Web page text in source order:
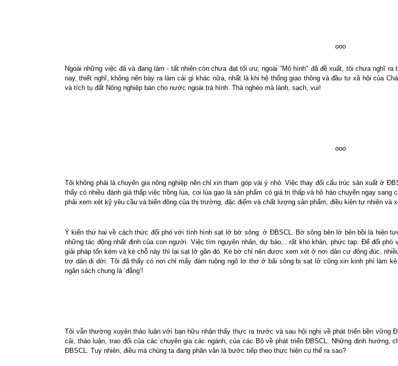
ooo
Ngoài những việc đã và đang làm - tất nhiên còn chưa đạt tối ưu; ngoài "Mô hình" đã đề xuất, tôi chưa nghĩ
nay, thiết nghĩ, không nên bày ra làm cái gì khác nữa, nhất là khi hệ thống giao thông và đầu tư xã hội của
và tích tụ đất Nông nghiệp bán cho nước ngoài trá hình. Thà nghèo mà lành, sạch, vui!
ooo
Tôi không phải là chuyên gia nông nghiệp nên chỉ xin tham góp vài ý nhỏ. Việc thay đổi cấu trúc sản xuất ở
thấy có nhiều đánh giá thấp việc trồng lúa, coi lúa gạo là sản phẩm có giá trị thấp và hô hào chuyển ngay
phải xem xét kỹ yêu cầu và biến động của thị trường, đặc điểm và chất lượng sản phẩm, điều kiện tự nhiên và
Ý kiến thứ hai về cách thức đối phó với tình hình sạt lở bờ sông ở ĐBSCL. Bờ sông bên lở bên bồi là hiện
những tác động nhất định của con người. Việc tìm nguyên nhân, dự báo,.. rất khó khăn, phức tạp. Để đối
giải pháp tốn kém và kè chỗ này thì lại sạt lở gần đó. Kè bờ chỉ nên được xem xét ở nơi dân cư đông đúc,
trợ dân di dời. Tôi đã thấy có nơi chỉ mấy đám ruộng ngô lơ thơ ở bãi sông bị sạt lở cũng xin kinh phí làm
ngân sách chung là ‘đắng’!
Tôi vẫn thường xuyên thảo luận với bạn hữu nhận thấy thực ra trước và sau hội nghị về phát triển bền vững
cãi, thảo luận, trao đổi của các chuyên gia các ngành, của các Bộ về phát triển ĐBSCL. Những định
ĐBSCL. Tuy nhiên, điều mà chúng ta đang phân vân là bước tiếp theo thực hiện cụ thể ra sao?